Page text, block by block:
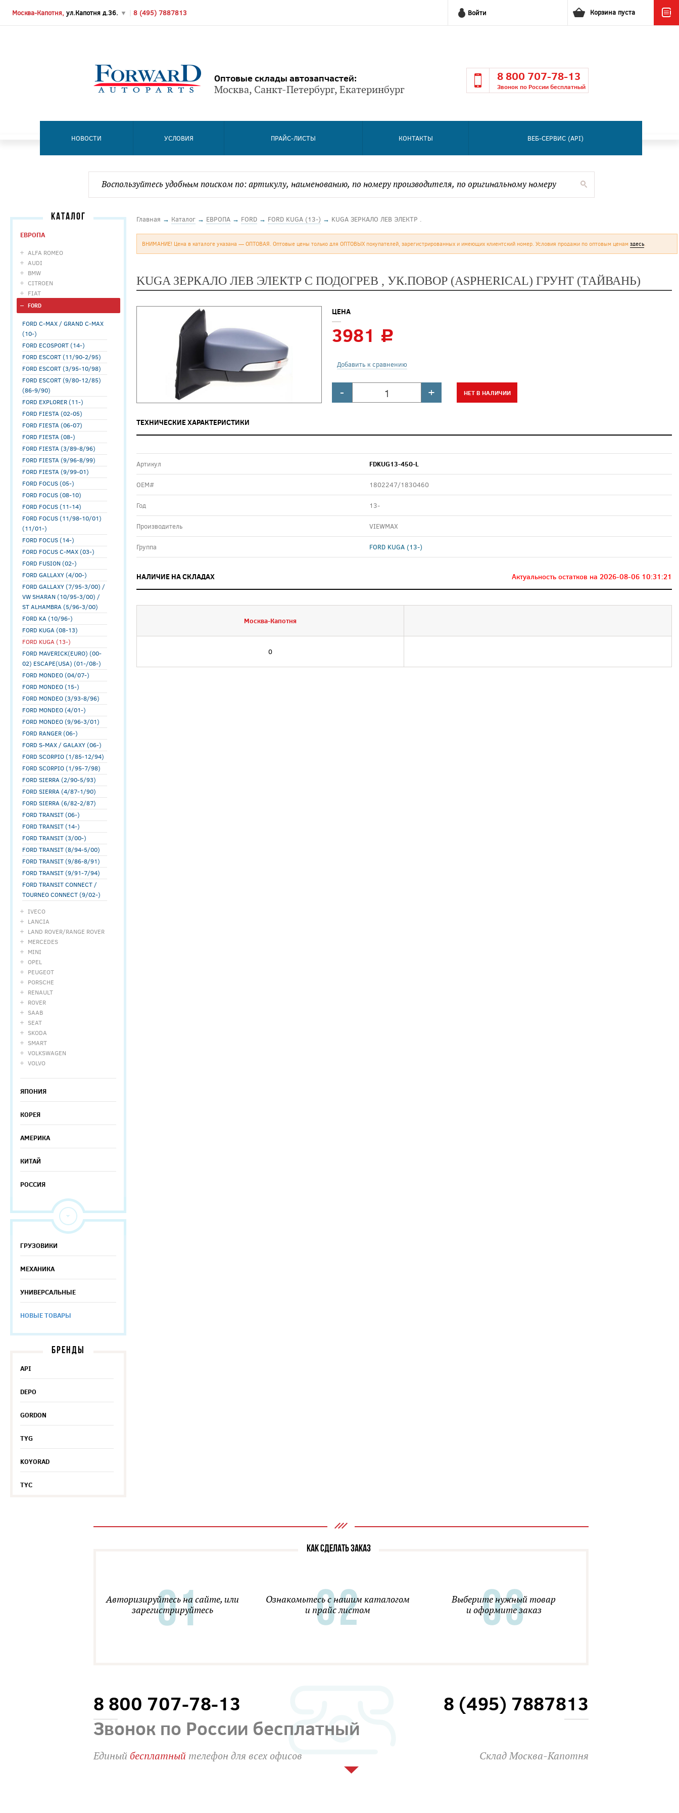
Москва-Капотня, ул.Капотня д.36. ▼ 8 (495) 7887813 Войти Корзина пуста
Оптовые склады автозапчастей:
Москва, Санкт-Петербург, Екатеринбург
8 800 707-78-13
Звонок по России бесплатный
НОВОСТИ УСЛОВИЯ ПРАЙС-ЛИСТЫ КОНТАКТЫ ВЕБ-СЕРВИС (API)
КАТАЛОГ
ЕВРОПА
ALFA ROMEO
AUDI
BMW
CITROEN
FIAT
FORD
FORD C-MAX / GRAND C-MAX
(10-)
FORD ECOSPORT (14-)
FORD ESCORT (11/90-2/95)
FORD ESCORT (3/95-10/98)
FORD ESCORT (9/80-12/85)
(86-9/90)
FORD EXPLORER (11-)
FORD FIESTA (02-05)
FORD FIESTA (06-07)
FORD FIESTA (08-)
FORD FIESTA (3/89-8/96)
FORD FIESTA (9/96-8/99)
FORD FIESTA (9/99-01)
FORD FOCUS (05-)
FORD FOCUS (08-10)
FORD FOCUS (11-14)
FORD FOCUS (11/98-10/01)
(11/01-)
FORD FOCUS (14-)
FORD FOCUS C-MAX (03-)
FORD FUSION (02-)
FORD GALLAXY (4/00-)
FORD GALLAXY (7/95-3/00) /
VW SHARAN (10/95-3/00) /
ST ALHAMBRA (5/96-3/00)
FORD KA (10/96-)
FORD KUGA (08-13)
FORD KUGA (13-)
FORD MAVERICK(EURO) (00-
02) ESCAPE(USA) (01-/08-)
FORD MONDEO (04/07-)
FORD MONDEO (15-)
FORD MONDEO (3/93-8/96)
FORD MONDEO (4/01-)
FORD MONDEO (9/96-3/01)
FORD RANGER (06-)
FORD S-MAX / GALAXY (06-)
FORD SCORPIO (1/85-12/94)
FORD SCORPIO (1/95-7/98)
FORD SIERRA (2/90-5/93)
FORD SIERRA (4/87-1/90)
FORD SIERRA (6/82-2/87)
FORD TRANSIT (06-)
FORD TRANSIT (14-)
FORD TRANSIT (3/00-)
FORD TRANSIT (8/94-5/00)
FORD TRANSIT (9/86-8/91)
FORD TRANSIT (9/91-7/94)
FORD TRANSIT CONNECT /
TOURNEO CONNECT (9/02-)
IVECO
LANCIA
LAND ROVER/RANGE ROVER
MERCEDES
MINI
OPEL
PEUGEOT
PORSCHE
RENAULT
ROVER
SAAB
SEAT
SKODA
SMART
VOLKSWAGEN
VOLVO
ЯПОНИЯ
КОРЕЯ
АМЕРИКА
КИТАЙ
РОССИЯ
ГРУЗОВИКИ
МЕХАНИКА
УНИВЕРСАЛЬНЫЕ
НОВЫЕ ТОВАРЫ
БРЕНДЫ
API
DEPO
GORDON
TYG
KOYORAD
TYC
Главная → Каталог → ЕВРОПА → FORD → FORD KUGA (13-) → KUGA ЗЕРКАЛО ЛЕВ ЭЛЕКТР .
ВНИМАНИЕ! Цена в каталоге указана — ОПТОВАЯ. Оптовые цены только для ОПТОВЫХ покупателей, зарегистрированных и имеющих клиентский номер. Условия продажи по оптовым ценам здесь.
KUGA ЗЕРКАЛО ЛЕВ ЭЛЕКТР С ПОДОГРЕВ , УК.ПОВОР (ASPHERICAL) ГРУНТ (ТАЙВАНЬ)
ЦЕНА
3981 c
Добавить к сравнению
- + НЕТ В НАЛИЧИИ
ТЕХНИЧЕСКИЕ ХАРАКТЕРИСТИКИ
Артикул FDKUG13-450-L
ОЕМ# 1802247/1830460
Год 13-
Производитель VIEWMAX
Группа FORD KUGA (13-)
НАЛИЧИЕ НА СКЛАДАХ Актуальность остатков на 2026-08-06 10:31:21
Москва-Капотня
0
КАК СДЕЛАТЬ ЗАКАЗ
Авторизируйтесь на сайте, или
зарегистрируйтесь
Ознакомьтесь с нашим каталогом
и прайс листом
Выберите нужный товар
и оформите заказ
8 800 707-78-13
Звонок по России бесплатный
8 (495) 7887813
Единыйбесплатный телефон для всех офисов Склад Москва-Капотня